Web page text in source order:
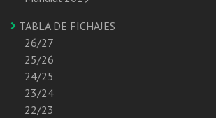
TABLA DE FICHAJES
26/27
25/26
24/25
23/24
22/23